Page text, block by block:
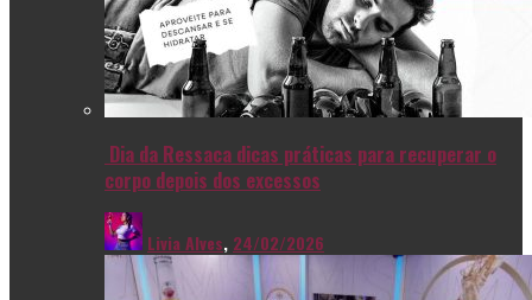
Dia da Ressaca dicas práticas para recuperar o
corpo depois dos excessos
Livia Alves, 24/02/2026